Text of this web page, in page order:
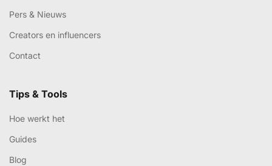
Pers & Nieuws
Creators en influencers
Contact
Tips & Tools
Hoe werkt het
Guides
Blog